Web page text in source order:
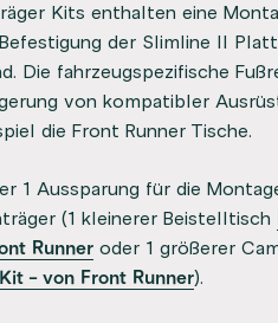
Kits enthalten eine
der Slimline II
Die fahrzeugspezifische
von kompatibler
die Front Runner Tische.
1 Aussparung für die
(1 kleinerer Beistelltisch
Runner oder 1 größerer
- von Front Runner).